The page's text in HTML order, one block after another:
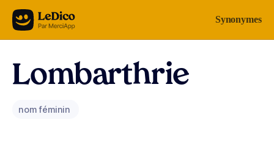
Aller au contenu Synonymes
Lombarthrie
nom féminin